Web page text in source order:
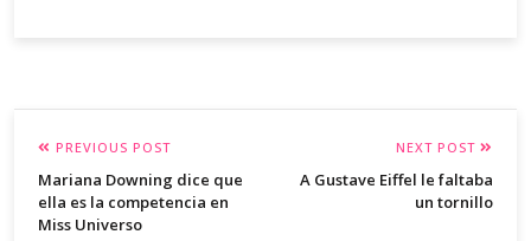
PREVIOUS POST
Mariana Downing dice que
ella es la competencia en
Miss Universo
NEXT POST
A Gustave Eiffel le faltaba
un tornillo